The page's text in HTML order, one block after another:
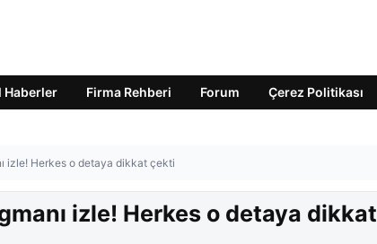
Haberler Firma Rehberi Forum Çerez Politikası
izle! Herkes o detaya dikkat çekti
izle! Herkes o detaya dikkat